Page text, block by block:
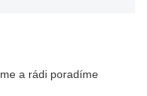
a rádi poradíme